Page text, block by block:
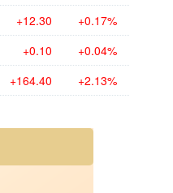
+12.30 +0.17%
+0.10 +0.04%
+164.40 +2.13%